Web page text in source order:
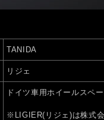
TANIDA
リジェ
ドイツ車用ホイールスペー
※LIGIER(リジェ)は株式